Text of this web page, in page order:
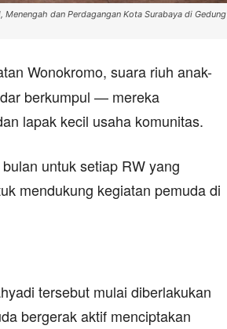
dan Perdagangan Kota Surabaya di Gedung
Wonokromo, suara riuh anak-
berkumpul — mereka
lapak kecil usaha komunitas.
untuk setiap RW yang
mendukung kegiatan pemuda di
tersebut mulai diberlakukan
bergerak aktif menciptakan